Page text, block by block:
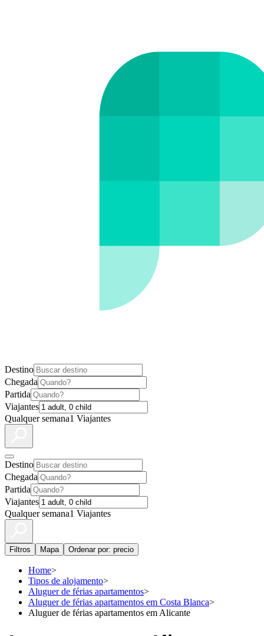
Destino
Chegada
Partida
Viajantes
Qualquer semana1 Viajantes
Destino
Chegada
Partida
Viajantes
Qualquer semana1 Viajantes
Filtros Mapa Ordenar por: precio
Home>
Tipos de alojamento>
Aluguer de férias apartamentos>
Aluguer de férias apartamentos em Costa Blanca>
Aluguer de férias apartamentos em Alicante